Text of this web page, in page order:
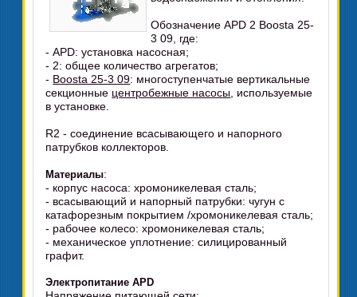
Обозначение APD 2 Boosta 25-
3 09, где:
- APD: установка насосная;
- 2: общее количество агрегатов;
- Boosta 25-3 09: многоступенчатые вертикальные
секционные центробежные насосы , используемые
в установке.
R2 - соединение всасывающего и напорного
патрубков коллекторов.
Материалы:
- корпус насоса: хромоникелевая сталь;
- всасывающий и напорный патрубки: чугун с
катафорезным покрытием /хромоникелевая сталь;
- рабочее колесо: хромоникелевая сталь;
- механическое уплотнение: силицированный
графит.
Электропитание APD